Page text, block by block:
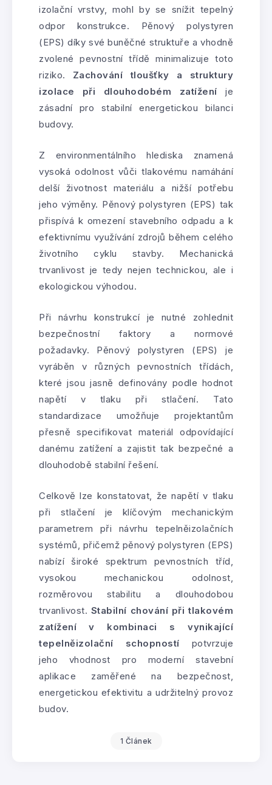
izolační vrstvy, mohl by se snížit tepelný
odpor konstrukce. Pěnový polystyren
(EPS) díky své buněčné struktuře a vhodně
zvolené pevnostní třídě minimalizuje toto
riziko. Zachování tloušťky a struktury
izolace při dlouhodobém zatížení je
zásadní pro stabilní energetickou bilanci
budovy.
Z environmentálního hlediska znamená
vysoká odolnost vůči tlakovému namáhání
delší životnost materiálu a nižší potřebu
jeho výměny. Pěnový polystyren (EPS) tak
přispívá k omezení stavebního odpadu a k
efektivnímu využívání zdrojů během celého
životního cyklu stavby. Mechanická
trvanlivost je tedy nejen technickou, ale i
ekologickou výhodou.
Při návrhu konstrukcí je nutné zohlednit
bezpečnostní faktory a normové
požadavky. Pěnový polystyren (EPS) je
vyráběn v různých pevnostních třídách,
které jsou jasně definovány podle hodnot
napětí v tlaku při stlačení. Tato
standardizace umožňuje projektantům
přesně specifikovat materiál odpovídající
danému zatížení a zajistit tak bezpečné a
dlouhodobě stabilní řešení.
Celkově lze konstatovat, že napětí v tlaku
při stlačení je klíčovým mechanickým
parametrem při návrhu tepelněizolačních
systémů, přičemž pěnový polystyren (EPS)
nabízí široké spektrum pevnostních tříd,
vysokou mechanickou odolnost,
rozměrovou stabilitu a dlouhodobou
trvanlivost. Stabilní chování při tlakovém
zatížení v kombinaci s vynikající
tepelněizolační schopností potvrzuje
jeho vhodnost pro moderní stavební
aplikace zaměřené na bezpečnost,
energetickou efektivitu a udržitelný provoz
budov.
1 Článek